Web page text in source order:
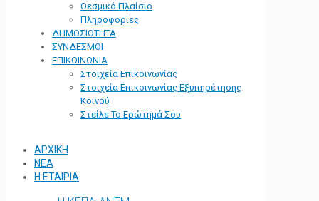
Θεσμικό Πλαίσιο
Πληροφορίες
ΔΗΜΟΣΙΟΤΗΤΑ
ΣΥΝΔΕΣΜΟΙ
ΕΠΙΚΟΙΝΩΝΙΑ
Στοιχεία Επικοινωνίας
Στοιχεία Επικοινωνίας Εξυπηρέτησης
Κοινού
Στείλε Το Ερώτημά Σου
ΑΡΧΙΚΗ
ΝΕΑ
Η ΕΤΑΙΡΙΑ